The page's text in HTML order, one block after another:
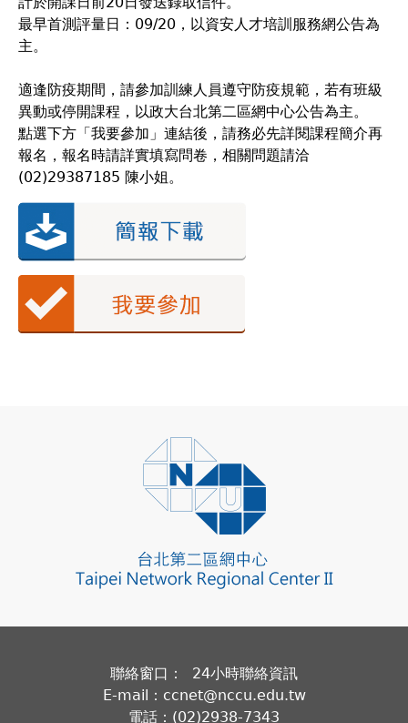
​最早首測評量日：09/20，以資安人才培訓服務網公告為
主。
適逢防疫期間，請參加訓練人員遵守防疫規範，若有班級
異動或停開課程，以政大台北第二區網中心公告為主。
點選下方「我要參加」連結後，請務必先詳閱課程簡介再
報名，報名時請詳實填寫問卷，相關問題請洽
(02)29387185 陳小姐。
聯絡窗口： 24小時聯絡資訊
E-mail：ccnet@nccu.edu.tw
電話：(02)2938-7343